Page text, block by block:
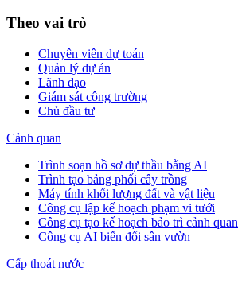
Theo vai trò
Chuyên viên dự toán
Quản lý dự án
Lãnh đạo
Giám sát công trường
Chủ đầu tư
Cảnh quan
Trình soạn hồ sơ dự thầu bằng AI
Trình tạo bảng phối cây trồng
Máy tính khối lượng đất và vật liệu
Công cụ lập kế hoạch phạm vi tưới
Công cụ tạo kế hoạch bảo trì cảnh quan
Công cụ AI biến đổi sân vườn
Cấp thoát nước